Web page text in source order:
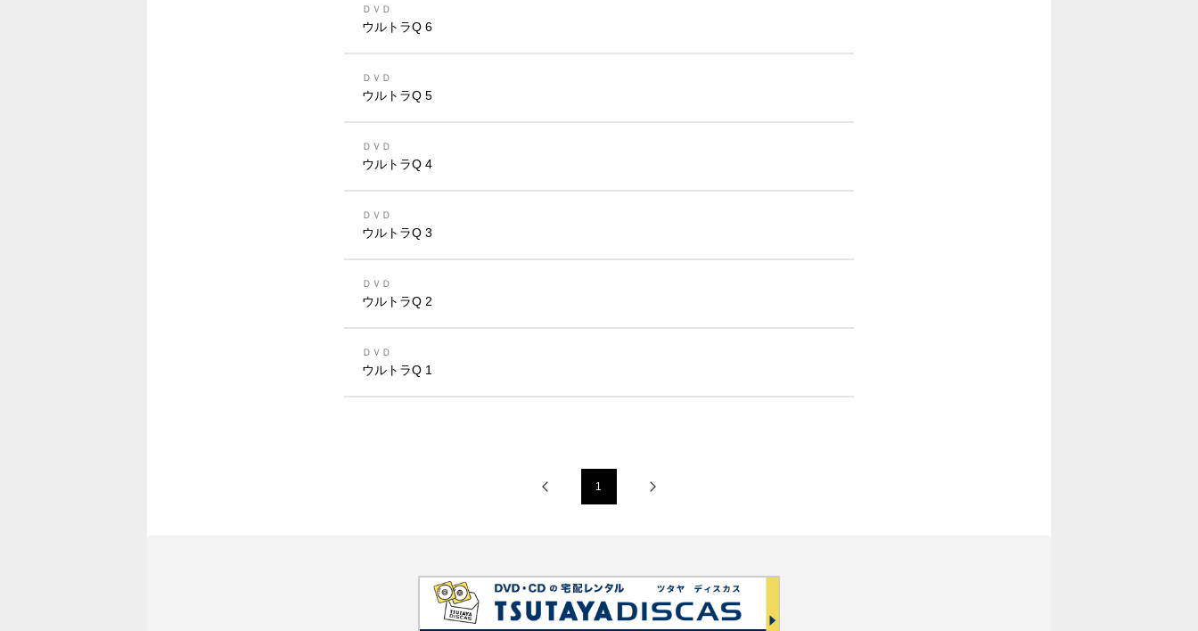
ＤＶＤ
ウルトラQ 6
ＤＶＤ
ウルトラQ 5
ＤＶＤ
ウルトラQ 4
ＤＶＤ
ウルトラQ 3
ＤＶＤ
ウルトラQ 2
ＤＶＤ
ウルトラQ 1
1